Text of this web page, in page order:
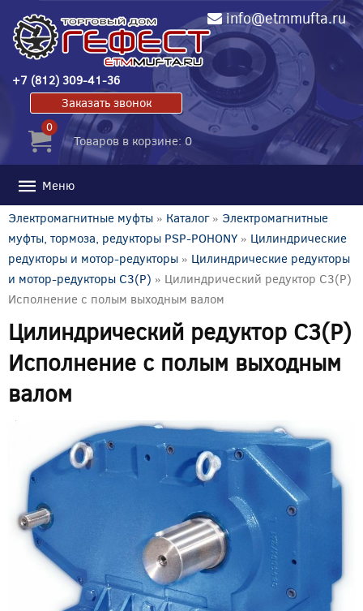
info@etmmufta.ru
+7 (812) 309-41-36
Заказать звонок
0
Товаров в корзине: 0
Меню
Электромагнитные муфты » Каталог» Электромагнитные
муфты, тормоза, редукторы PSP-POHONY » Цилиндрические
редукторы и мотор-редукторы » Цилиндрические редукторы
и мотор-редукторы C3(P) » Цилиндрический редуктор C3(P)
Исполнение с полым выходным валом
Цилиндрический редуктор C3(P)
Исполнение с полым выходным
валом